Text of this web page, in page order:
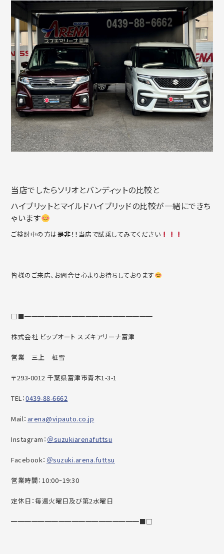
当店でしたらソリオとバンディットの比較と
ハイブリットとマイルドハイブリッドの比較が一緒にできち
ゃいます
ご検討中の方は是非！！ 当店で試乗してみてください
皆様のご来店、お問合せ心よりお待ちしております
□■━━━━━━━━━━━━━━━━━━━
株式会社 ビップオート スズキアリーナ富津
営業 三上 柾雪
〒293-0012 千葉県富津市青木1-3-1
TEL：0439-88-6662
Mail： arena@vipauto.co.jp
Instagram： ＠suzukiarenafuttsu
Facebook： ＠suzuki.arena.futtsu
営業時間：10:00~19:30
定休日：毎週火曜日及び第2水曜日
━━━━━━━━━━━━━━━━━━━■□